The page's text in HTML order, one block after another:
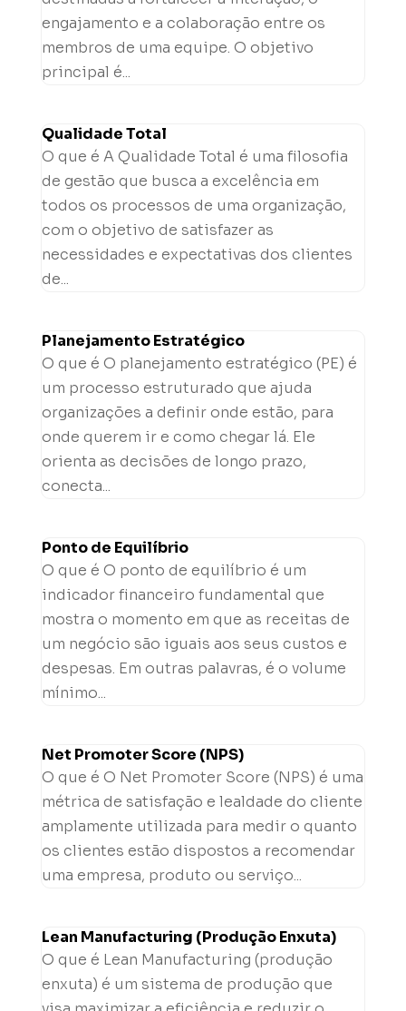
engajamento e a colaboração entre os
membros de uma equipe. O objetivo
principal é...
Qualidade Total
O que é A Qualidade Total é uma filosofia
de gestão que busca a excelência em
todos os processos de uma organização,
com o objetivo de satisfazer as
necessidades e expectativas dos clientes
de...
Planejamento Estratégico
O que é O planejamento estratégico (PE) é
um processo estruturado que ajuda
organizações a definir onde estão, para
onde querem ir e como chegar lá. Ele
orienta as decisões de longo prazo,
conecta...
Ponto de Equilíbrio
O que é O ponto de equilíbrio é um
indicador financeiro fundamental que
mostra o momento em que as receitas de
um negócio são iguais aos seus custos e
despesas. Em outras palavras, é o volume
mínimo...
Net Promoter Score (NPS)
O que é O Net Promoter Score (NPS) é uma
métrica de satisfação e lealdade do cliente
amplamente utilizada para medir o quanto
os clientes estão dispostos a recomendar
uma empresa, produto ou serviço...
Lean Manufacturing (Produção Enxuta)
O que é Lean Manufacturing (produção
enxuta) é um sistema de produção que